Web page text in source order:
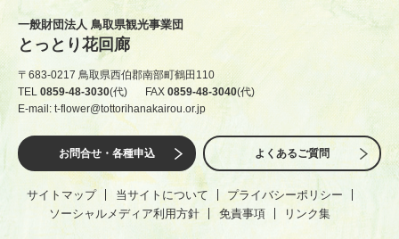
一般財団法人 鳥取県観光事業団
とっとり花回廊
〒683-0217 鳥取県西伯郡南部町鶴田110
TEL 0859-48-3030(代) FAX0859-48-3040(代)
E-mail: t-flower@tottorihanakairou.or.jp
お問合せ・各種申込 よくあるご質問
サイトマップ 当サイトについて
プライバシーポリシー
ソーシャルメディア利用方針
免責事項 リンク集